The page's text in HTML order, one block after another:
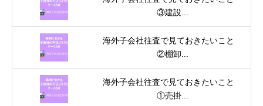
③建設...
海外子会社往査で見ておきたいこと
②棚卸...
海外子会社往査で見ておきたいこと
①売掛...